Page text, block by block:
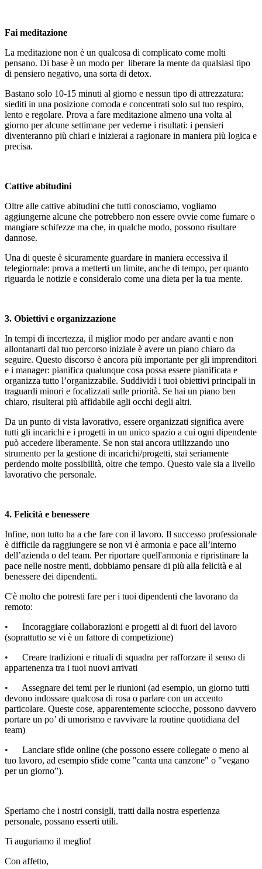
Fai meditazione
La meditazione non è un qualcosa di complicato come molti
pensano. Di base è un modo per liberare la mente da qualsiasi tipo
di pensiero negativo, una sorta di detox.
Bastano solo 10-15 minuti al giorno e nessun tipo di attrezzatura:
siediti in una posizione comoda e concentrati solo sul tuo respiro,
lento e regolare. Prova a fare meditazione almeno una volta al
giorno per alcune settimane per vederne i risultati: i pensieri
diventeranno più chiari e inizierai a ragionare in maniera più logica e
precisa.
Cattive abitudini
Oltre alle cattive abitudini che tutti conosciamo, vogliamo
aggiungerne alcune che potrebbero non essere ovvie come fumare o
mangiare schifezze ma che, in qualche modo, possono risultare
dannose.
Una di queste è sicuramente guardare in maniera eccessiva il
telegiornale: prova a metterti un limite, anche di tempo, per quanto
riguarda le notizie e consideralo come una dieta per la tua mente.
3. Obiettivi e organizzazione
In tempi di incertezza, il miglior modo per andare avanti e non
allontanarti dal tuo percorso iniziale è avere un piano chiaro da
seguire. Questo discorso è ancora più importante per gli imprenditori
e i manager: pianifica qualunque cosa possa essere pianificata e
organizza tutto l’organizzabile. Suddividi i tuoi obiettivi principali in
traguardi minori e focalizzati sulle priorità. Se hai un piano ben
chiaro, risulterai più affidabile agli occhi degli altri.
Da un punto di vista lavorativo, essere organizzati significa avere
tutti gli incarichi e i progetti in un unico spazio a cui ogni dipendente
può accedere liberamente. Se non stai ancora utilizzando uno
strumento per la gestione di incarichi/progetti, stai seriamente
perdendo molte possibilità, oltre che tempo. Questo vale sia a livello
lavorativo che personale.
4. Felicità e benessere
Infine, non tutto ha a che fare con il lavoro. Il successo professionale
è difficile da raggiungere se non vi è armonia e pace all’interno
dell’azienda o del team. Per riportare quell'armonia e ripristinare la
pace nelle nostre menti, dobbiamo pensare di più alla felicità e al
benessere dei dipendenti.
C'è molto che potresti fare per i tuoi dipendenti che lavorano da
remoto:
• Incoraggiare collaborazioni e progetti al di fuori del lavoro
(soprattutto se vi è un fattore di competizione)
• Creare tradizioni e rituali di squadra per rafforzare il senso di
appartenenza tra i tuoi nuovi arrivati
• Assegnare dei temi per le riunioni (ad esempio, un giorno tutti
devono indossare qualcosa di rosa o parlare con un accento
particolare. Queste cose, apparentemente sciocche, possono davvero
portare un po’ di umorismo e ravvivare la routine quotidiana del
team)
• Lanciare sfide online (che possono essere collegate o meno al
tuo lavoro, ad esempio sfide come "canta una canzone" o "vegano
per un giorno”).
Speriamo che i nostri consigli, tratti dalla nostra esperienza
personale, possano esserti utili.
Ti auguriamo il meglio!
Con affetto,